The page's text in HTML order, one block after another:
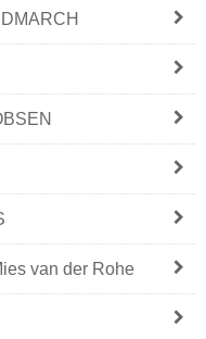
van der Rohe